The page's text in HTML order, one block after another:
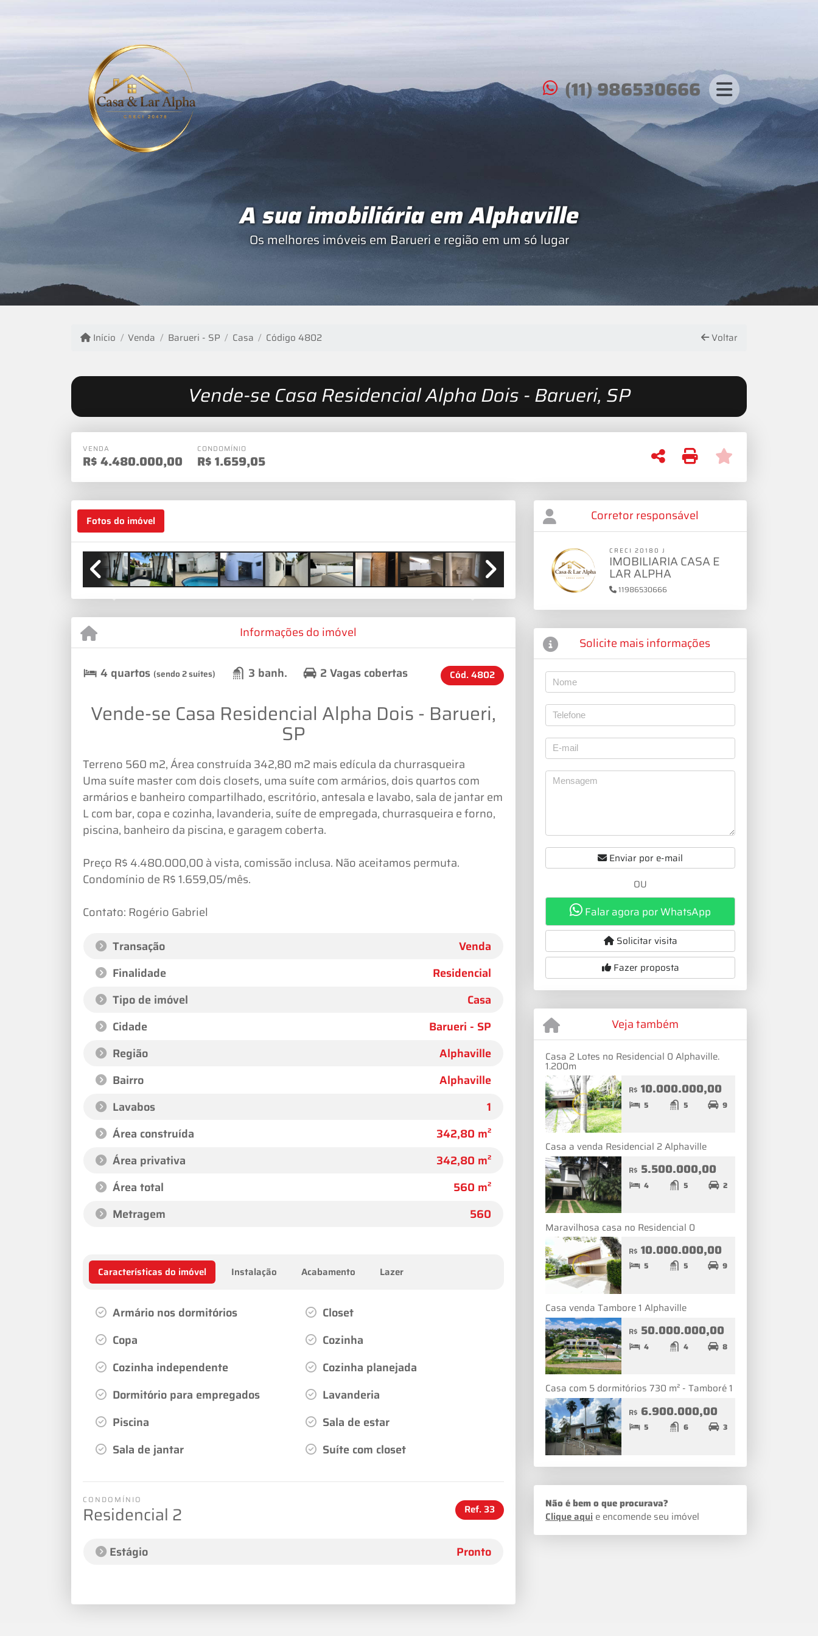
(11) 986530666
A sua imobiliária em Alphaville
Os melhores imóveis em Barueri e região em um só lugar
Início Venda Barueri - SP Casa Código 4802 Voltar
Vende-se Casa Residencial Alpha Dois - Barueri, SP
VENDA
R$4.480.000,00
CONDOMÍNIO
R$1.659,05
Fotos do imóvel
Previous Next
Informações do imóvel
4 quartos (sendo 2 suítes) 3 banh. 2 Vagas cobertas Cód.4802
Vende-se Casa Residencial Alpha Dois - Barueri,
SP
Terreno 560 m2, Área construída 342,80 m2 mais edícula da churrasqueira
Uma suíte master com dois closets, uma suíte com armários, dois quartos com
armários e banheiro compartilhado, escritório, antesala e lavabo, sala de jantar em
L com bar, copa e cozinha, lavanderia, suíte de empregada, churrasqueira e forno,
piscina, banheiro da piscina, e garagem coberta.
Preço R$ 4.480.000,00 à vista, comissão inclusa. Não aceitamos permuta.
Condomínio de R$ 1.659,05/mês.
Contato: Rogério Gabriel
Transação
Venda
Finalidade
Residencial
Tipo de imóvel
Casa
Cidade
Barueri - SP
Região
Alphaville
Bairro
Alphaville
Lavabos
1
Área construída
342,80 m²
Área privativa
342,80 m²
Área total
560 m²
Metragem
560
Características do imóvel Instalação Acabamento Lazer
Armário nos dormitórios
Closet
Copa
Cozinha
Cozinha independente
Cozinha planejada
Dormitório para empregados
Lavanderia
Piscina
Sala de estar
Sala de jantar
Suíte com closet
CONDOMÍNIO
Residencial 2 Ref.33
Estágio Pronto
Corretor responsável
CRECI 20180 J
IMOBILIARIA CASA E
LAR ALPHA
11986530666
Solicite mais informações
Enviar por e-mail
OU
Falar agora por WhatsApp
Solicitar visita
Fazer proposta
Veja também
Casa 2 Lotes no Residencial 0 Alphaville.
1.200m
R$ 10.000.000,00
5 5 9
Casa a venda Residencial 2 Alphaville
R$ 5.500.000,00
4 5 2
Maravilhosa casa no Residencial 0
R$ 10.000.000,00
5 5 9
Casa venda Tambore 1 Alphaville
R$ 50.000.000,00
4 4 8
Casa com 5 dormitórios 730 m² - Tamboré 1
R$ 6.900.000,00
5 6 3
Não é bem o que procurava?
Clique aqui e encomende seu imóvel